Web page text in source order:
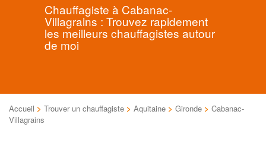
Chauffagiste à Cabanac-
Villagrains : Trouvez rapidement
les meilleurs chauffagistes autour
de moi
Accueil > Trouver un chauffagiste > Aquitaine > Gironde > Cabanac-
Villagrains